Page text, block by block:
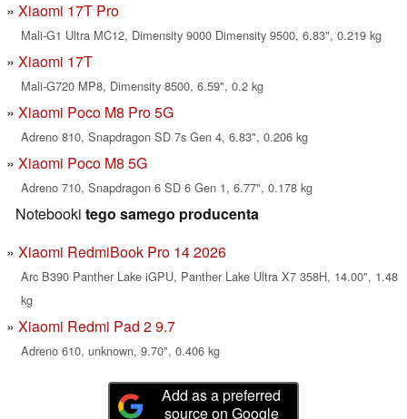
Xiaomi 17T Pro
Mali-G1 Ultra MC12, Dimensity 9000 Dimensity 9500, 6.83", 0.219 kg
Xiaomi 17T
Mali-G720 MP8, Dimensity 8500, 6.59", 0.2 kg
Xiaomi Poco M8 Pro 5G
Adreno 810, Snapdragon SD 7s Gen 4, 6.83", 0.206 kg
Xiaomi Poco M8 5G
Adreno 710, Snapdragon 6 SD 6 Gen 1, 6.77", 0.178 kg
Notebooki tego samego producenta
Xiaomi RedmiBook Pro 14 2026
Arc B390 Panther Lake iGPU, Panther Lake Ultra X7 358H, 14.00", 1.48
kg
Xiaomi Redmi Pad 2 9.7
Adreno 610, unknown, 9.70", 0.406 kg
Add as a preferred
source on Google